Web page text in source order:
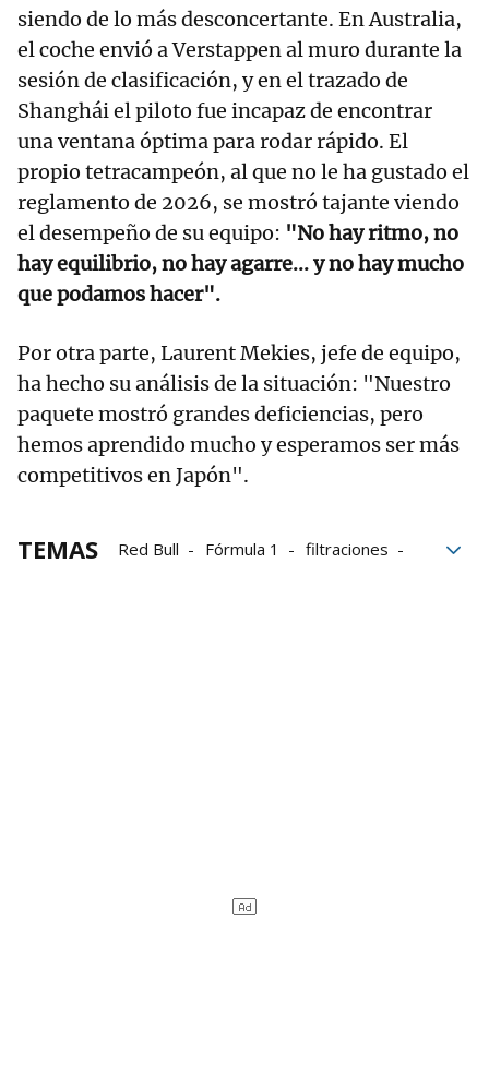
siendo de lo más desconcertante. En Australia,
el coche envió a Verstappen al muro durante la
sesión de clasificación, y en el trazado de
Shanghái el piloto fue incapaz de encontrar
una ventana óptima para rodar rápido. El
propio tetracampeón, al que no le ha gustado el
reglamento de 2026, se mostró tajante viendo
el desempeño de su equipo: "No hay ritmo, no
hay equilibrio, no hay agarre... y no hay mucho
que podamos hacer".
Por otra parte, Laurent Mekies, jefe de equipo,
ha hecho su análisis de la situación: "Nuestro
paquete mostró grandes deficiencias, pero
hemos aprendido mucho y esperamos ser más
competitivos en Japón".
TEMAS Red Bull Fórmula 1
filtraciones